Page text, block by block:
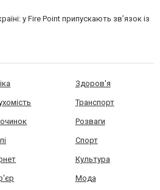
у Fire Point припускають зв’язок із
Здоров'я
Транспорт
Розваги
Спорт
Культура
Мода